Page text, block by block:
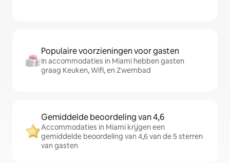
Populaire voorzieningen voor gasten
In accommodaties in Miami hebben gasten
graag Keuken, Wifi, en Zwembad
Gemiddelde beoordeling van 4,6
Accommodaties in Miami krijgen een
gemiddelde beoordeling van 4,6 van de 5 sterren
van gasten